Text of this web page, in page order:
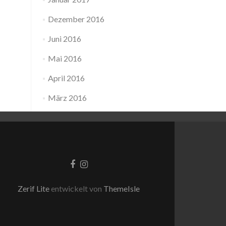
Dezember 2016
Juni 2016
Mai 2016
April 2016
März 2016
Facebook-
Instagram
Zerif Lite entwickelt von ThemeIsle